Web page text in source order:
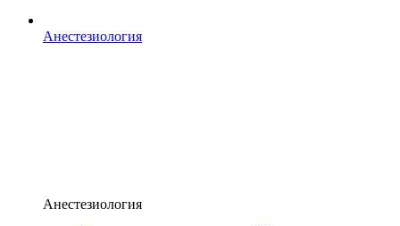
Анестезиология
Анестезиология